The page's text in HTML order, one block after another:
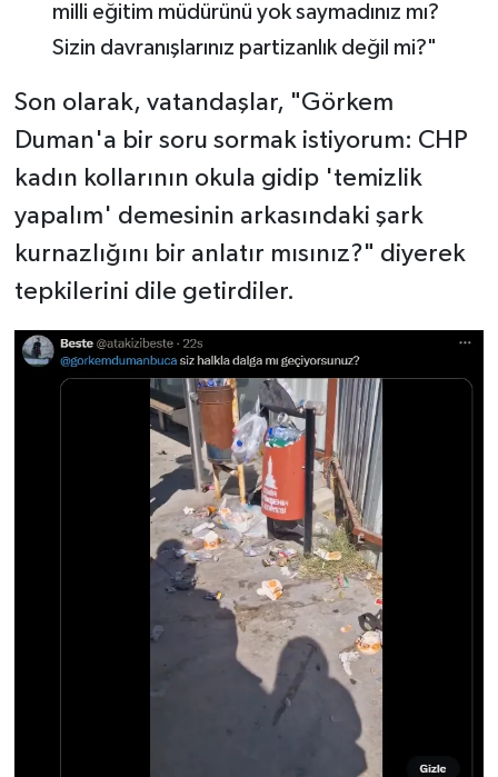
milli eğitim müdürünü yok saymadınız mı?
Sizin davranışlarınız partizanlık değil mi?"
Son olarak, vatandaşlar, "Görkem
Duman'a bir soru sormak istiyorum: CHP
kadın kollarının okula gidip 'temizlik
yapalım' demesinin arkasındaki şark
kurnazlığını bir anlatır mısınız?" diyerek
tepkilerini dile getirdiler.